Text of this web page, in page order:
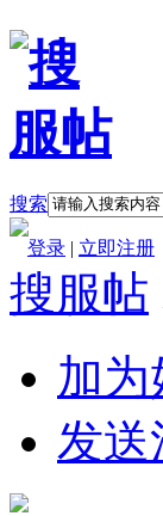
搜索
登录 | 立即注册
搜服帖
加为
发送